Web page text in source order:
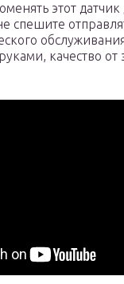
этот
спешите
качество от